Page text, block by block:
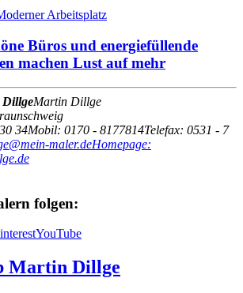
Büros und energiefüllende
machen Lust auf mehr
DillgeMartin Dillge
34Mobil: 0170 - 8177814Telefax: 0531 - 7
maler.deHomepage:
folgen:
YouTube
Martin Dillge